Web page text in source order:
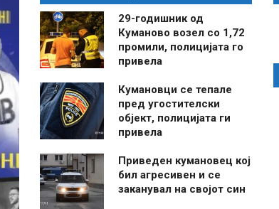
29-годишник од
Куманово возел со 1,72
промили, полицијата го
привела
Кумановци се тепале
пред угостителски
објект, полицијата ги
привела
Приведен кумановец кој
бил агресивен и се
заканувал на својот син